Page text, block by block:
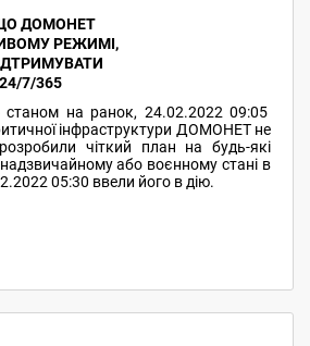
ДОМОНЕТ
РЕЖИМІ,
7/365
на ранок, 24.02.2022 09:05
інфраструктури ДОМОНЕТ не
чіткий план на будь-які
або воєнному стані в
05:30 ввели його в дію.